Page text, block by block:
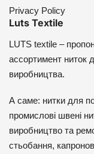
Privacy Policy
Luts Textile
LUTS textile –
ассортимент ниток
виробництва.
А саме: нитки для
промислові швені
виробництво та
стьобання,